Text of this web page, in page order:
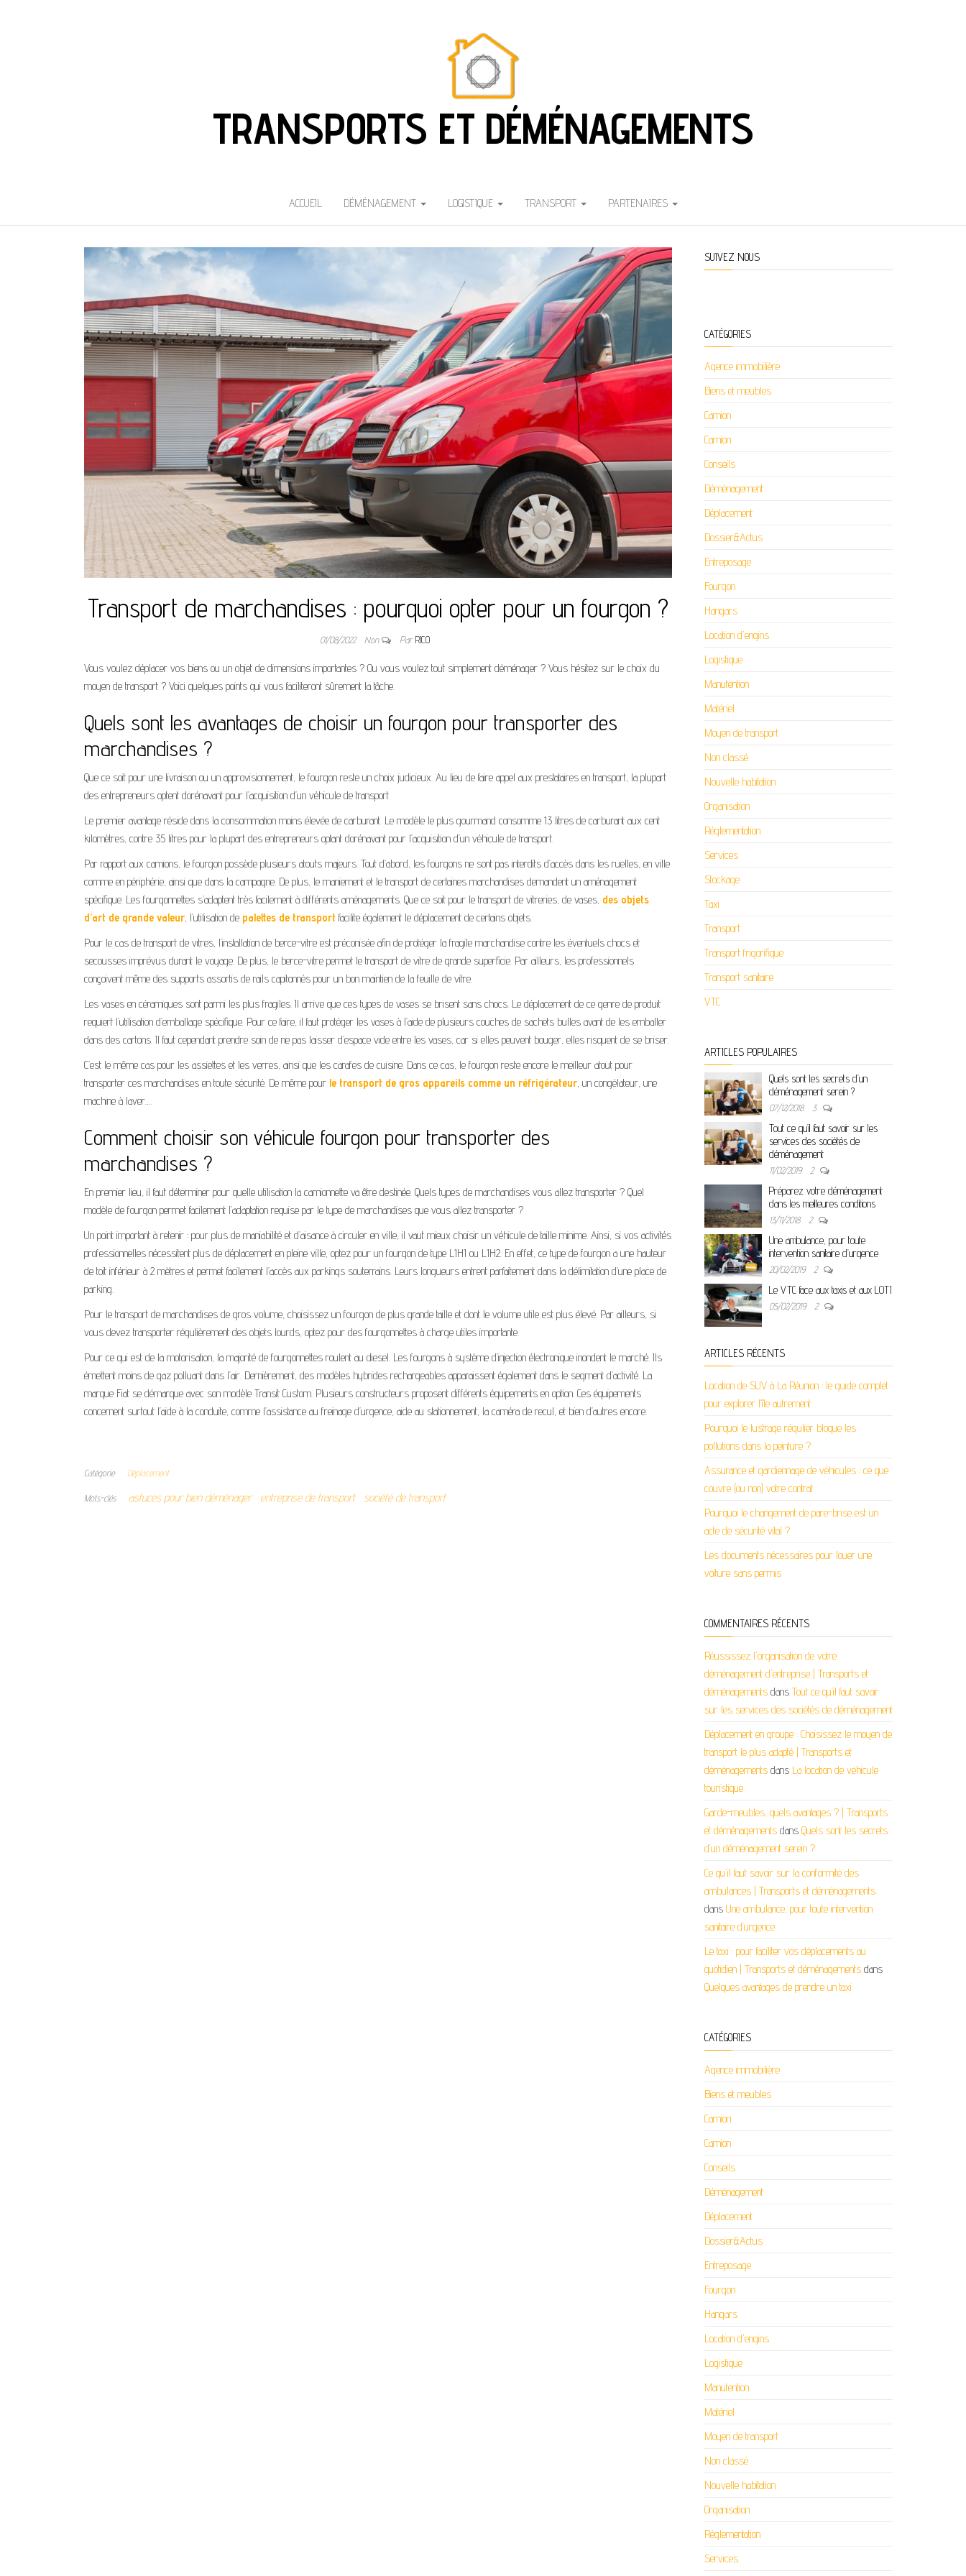
TRANSPORTS ET DÉMÉNAGEMENTS
ACCUEIL DÉMÉNAGEMENT LOGISTIQUE TRANSPORT PARTENAIRES
Transport de marchandises : pourquoi opter pour un fourgon ?
01/08/2022 Non ParRICO
Vous voulez déplacer vos biens ou un objet de dimensions importantes ? Ou vous voulez tout simplement déménager ? Vous hésitez sur le choix du
moyen de transport ? Voici quelques points qui vous faciliteront sûrement la tâche.
Quels sont les avantages de choisir un fourgon pour transporter des
marchandises ?
Que ce soit pour une livraison ou un approvisionnement, le fourgon reste un choix judicieux. Au lieu de faire appel aux prestataires en transport, la plupart
des entrepreneurs optent dorénavant pour l’acquisition d’un véhicule de transport.
Le premier avantage réside dans la consommation moins élevée de carburant. Le modèle le plus gourmand consomme 13 litres de carburant aux cent
kilomètres, contre 35 litres pour la plupart des entrepreneurs optant dorénavant pour l’acquisition d’un véhicule de transport.
Par rapport aux camions, le fourgon possède plusieurs atouts majeurs. Tout d’abord, les fourgons ne sont pas interdits d’accès dans les ruelles, en ville
comme en périphérie, ainsi que dans la campagne. De plus, le maniement et le transport de certaines marchandises demandent un aménagement
spécifique. Les fourgonnettes s’adaptent très facilement à différents aménagements. Que ce soit pour le transport de vitreries, de vases, des objets
d’art de grande valeur , l’utilisation de palettes de transport facilite également le déplacement de certains objets.
Pour le cas de transport de vitres, l’installation de berce-vitre est préconisée afin de protéger la fragile marchandise contre les éventuels chocs et
secousses imprévus durant le voyage. De plus, le berce-vitre permet le transport de vitre de grande superficie. Par ailleurs, les professionnels
conçoivent même des supports assortis de rails capitonnés pour un bon maintien de la feuille de vitre.
Les vases en céramiques sont parmi les plus fragiles. Il arrive que ces types de vases se brisent sans chocs. Le déplacement de ce genre de produit
requiert l’utilisation d’emballage spécifique. Pour ce faire, il faut protéger les vases à l’aide de plusieurs couches de sachets bulles avant de les emballer
dans des cartons. Il faut cependant prendre soin de ne pas laisser d’espace vide entre les vases, car si elles peuvent bouger, elles risquent de se briser.
C’est le même cas pour les assiettes et les verres, ainsi que les carafes de cuisine. Dans ce cas, le fourgon reste encore le meilleur atout pour
transporter ces marchandises en toute sécurité. De même pour le transport de gros appareils comme un réfrigérateur , un congélateur, une
machine à laver….
Comment choisir son véhicule fourgon pour transporter des
marchandises ?
En premier lieu, il faut déterminer pour quelle utilisation la camionnette va être destinée. Quels types de marchandises vous allez transporter ? Quel
modèle de fourgon permet facilement l’adaptation requise par le type de marchandises que vous allez transporter ?
Un point important à retenir : pour plus de maniabilité et d’aisance à circuler en ville, il vaut mieux choisir un véhicule de taille minime. Ainsi, si vos activités
professionnelles nécessitent plus de déplacement en pleine ville, optez pour un fourgon de type L1H1 ou L1H2. En effet, ce type de fourgon a une hauteur
de toit inférieur à 2 mètres et permet facilement l’accès aux parkings souterrains. Leurs longueurs entrent parfaitement dans la délimitation d’une place de
parking.
Pour le transport de marchandises de gros volume, choisissez un fourgon de plus grande taille et dont le volume utile est plus élevé. Par ailleurs, si
vous devez transporter régulièrement des objets lourds, optez pour des fourgonnettes à charge utiles importante.
Pour ce qui est de la motorisation, la majorité de fourgonnettes roulent au diesel. Les fourgons à système d’injection électronique inondent le marché. Ils
émettent moins de gaz polluant dans l’air. Dernièrement, des modèles hybrides rechargeables apparaissent également dans le segment d’activité. La
marque Fiat se démarque avec son modèle Transit Custom. Plusieurs constructeurs proposent différents équipements en option. Ces équipements
concernent surtout l’aide à la conduite, comme l’assistance au freinage d’urgence, aide au stationnement, la caméra de recul, et bien d’autres encore.
Catégorie Déplacement
Mots-clés astuces pour bien déménager entreprise de transport société de transport
SUIVEZ NOUS
CATÉGORIES
Agence immobilière
Biens et meubles
Camion
Camion
Conseils
Déménagement
Déplacement
Dossier&Actus
Entreposage
Fourgon
Hangars
Location d'engins
Logistique
Manutention
Matériel
Moyen de transport
Non classé
Nouvelle habitation
Organisation
Réglementation
Services
Stockage
Taxi
Transport
Transport frigorifique
Transport sanitaire
VTC
ARTICLES POPULAIRES
Quels sont les secrets d’un
déménagement serein ?
07/12/2018 3
Tout ce qu’il faut savoir sur les
services des sociétés de
déménagement
11/02/2019 2
Préparez votre déménagement
dans les meilleures conditions
13/11/2018 2
Une ambulance, pour toute
intervention sanitaire d’urgence
20/02/2019 2
Le VTC face aux taxis et aux LOTI
05/02/2019 2
ARTICLES RÉCENTS
Location de SUV à La Réunion : le guide complet
pour explorer l’île autrement
Pourquoi le lustrage régulier bloque les
pollutions dans la peinture ?
Assurance et gardiennage de véhicules : ce que
couvre (ou non) votre contrat
Pourquoi le changement de pare-brise est un
acte de sécurité vital ?
Les documents nécessaires pour louer une
voiture sans permis
COMMENTAIRES RÉCENTS
Réussissez l'organisation de votre
déménagement d'entreprise | Transports et
déménagementsdans Tout ce qu’il faut savoir
sur les services des sociétés de déménagement
Déplacement en groupe : Choisissez le moyen de
transport le plus adapté | Transports et
déménagementsdans La location de véhicule
touristique
Garde-meubles, quels avantages ? | Transports
et déménagementsdans Quels sont les secrets
d’un déménagement serein ?
Ce qu'il faut savoir sur la conformité des
ambulances | Transports et déménagements
dans Une ambulance, pour toute intervention
sanitaire d’urgence
Le taxi : pour faciliter vos déplacements au
quotidien | Transports et déménagementsdans
Quelques avantages de prendre un taxi
CATÉGORIES
Agence immobilière
Biens et meubles
Camion
Camion
Conseils
Déménagement
Déplacement
Dossier&Actus
Entreposage
Fourgon
Hangars
Location d'engins
Logistique
Manutention
Matériel
Moyen de transport
Non classé
Nouvelle habitation
Organisation
Réglementation
Services